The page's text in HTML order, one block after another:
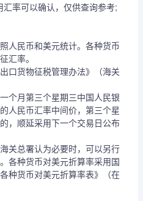
率可以确认，仅供查询参考;
人民币和美元统计。各种货币
汇率。
口货物征税管理办法》（海关
个月第三个星期三中国人民银
人民币汇率中间价，第三个星
，顺延采用下一个交易日公布
关总署认为必要时，可以另行
各种货币对美元折算率采用国
种货币对美元折算率表》（在